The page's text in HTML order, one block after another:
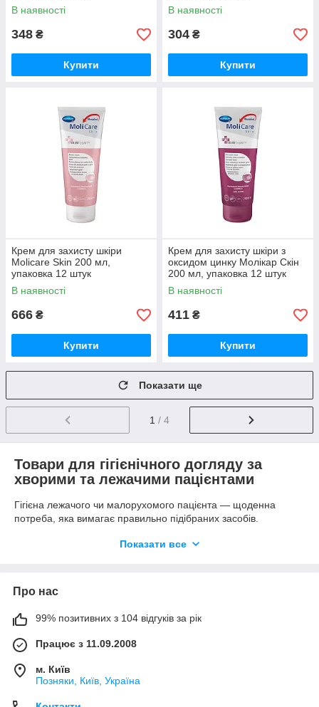
В наявності
348 ₴
Купити
В наявності
304 ₴
Купити
Крем для захисту шкіри
Molicare Skin 200 мл,
упаковка 12 штук
В наявності
666 ₴
Купити
Крем для захисту шкіри з
оксидом цинку Молікар Скін
200 мл, упаковка 12 штук
В наявності
411 ₴
Купити
Показати ще
1 / 4
Товари для гігієнічного догляду за
хворими та лежачими пацієнтами
Гігієна лежачого чи малорухомого пацієнта — щоденна
потреба, яка вимагає правильно підібраних засобів.
для гігієни при нетриманні, догляду за стомою, зігрівання та
Що таке товари з догляду за хворими
Це група гігієнічних і допоміжних виробів для щоденного
догляду за людьми з обмеженою рухливістю, лежачими
хворими та пацієнтами з нетриманням. Такі засоби
допомагають підтримувати чистоту шкіри, забезпечувати
гігієну при нетриманні сечі й калу, доглядати за стомою та
створювати комфорт для пацієнта під час тривалого
Показати все
Про нас
99% позитивних з 104 відгуків за рік
Працює з 11.09.2008
м. Київ
Позняки, Київ, Україна